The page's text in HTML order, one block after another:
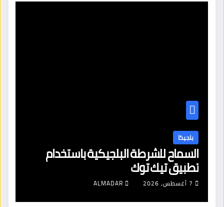
بلجيكا
السماح للشرطة البلجيكية باستخدام
تطبيق تيك توك
7 أغسطس، 2026 ALMADAR